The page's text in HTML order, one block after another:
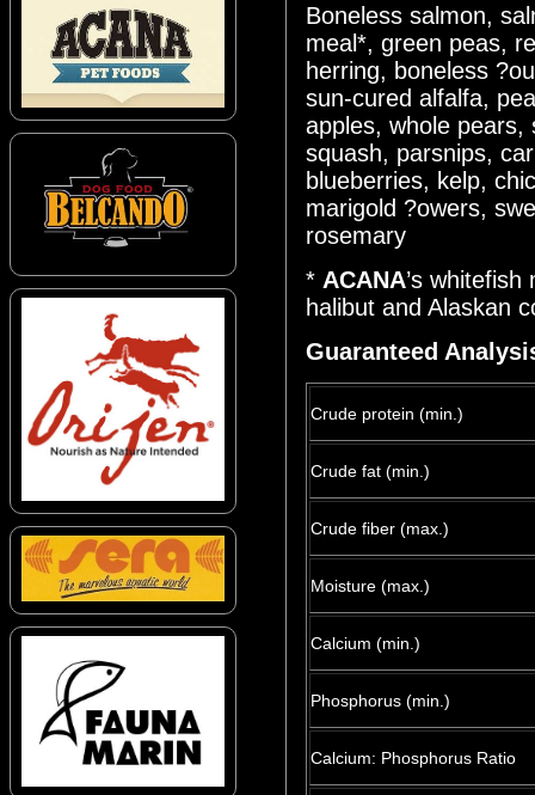
Boneless salmon,
meal*, green peas,
herring, boneless
sun-cured alfalfa,
apples, whole
squash, parsnips,
blueberries, kelp,
marigold ?owers,
rosemary
* ACANA’s
halibut and Alaskan
Guaranteed
Crude protein (min.)
Crude fat (min.)
Crude fiber (max.)
Moisture (max.)
Calcium (min.)
Phosphorus (min.)
Calcium: Phosphorus Ratio